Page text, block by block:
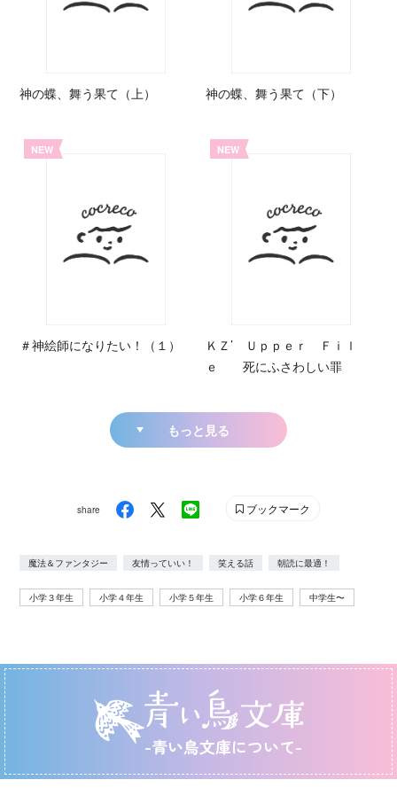
神の蝶、舞う果て（上） 神の蝶、舞う果て（下）
NEW
＃神絵師になりたい！（１）
NEW
ＫＺ’ Ｕｐｐｅｒ Ｆｉｌ
ｅ 死にふさわしい罪
もっと見る
share ブックマーク
魔法＆ファンタジー 友情っていい！ 笑える話 朝読に最適！
小学３年生 小学４年生 小学５年生 小学６年生 中学生〜
-青い鳥文庫について-